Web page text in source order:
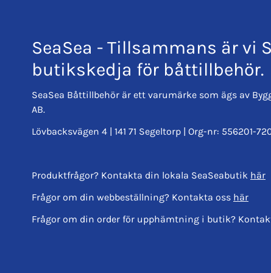
SeaSea - Tillsammans är vi
butikskedja för båttillbehör.
SeaSea Båttillbehör är ett varumärke som ägs av
AB.
Lövbacksvägen 4 | 141 71 Segeltorp | Org-nr: 556201-
Produktfrågor? Kontakta din lokala SeaSeabutik här
Frågor om din webbeställning? Kontakta oss här
Frågor om din order för upphämtning i butik?